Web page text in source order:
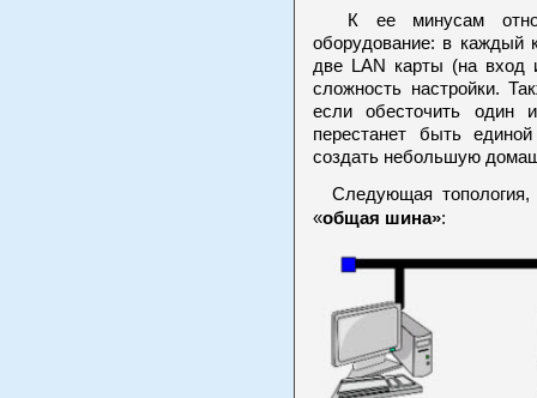
К ее минусам
оборудование: в каждый
две LAN карты (на вход
сложность настройки.
если обесточить один
перестанет быть
создать небольшую
Следующая топология,
«общая шина»: